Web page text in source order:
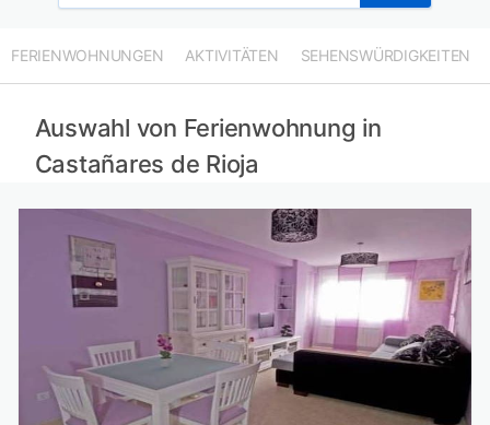
FERIENWOHNUNGEN AKTIVITÄTEN SEHENSWÜRDIGKEITEN
Auswahl von Ferienwohnung in
Castañares de Rioja